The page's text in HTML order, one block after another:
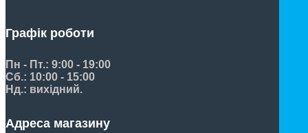
Графік роботи
Пн - Пт.: 9:00 - 19:00
Сб.: 10:00 - 15:00
Нд.: вихідний.
Адреса магазину